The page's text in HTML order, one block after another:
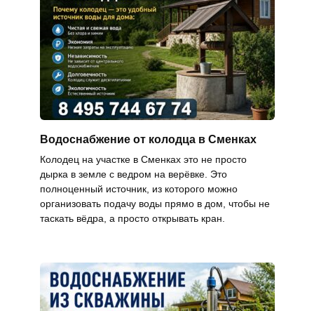
Водоснабжение от колодца в Сменках
Колодец на участке в Сменках это не просто
дырка в земле с ведром на верёвке. Это
полноценный источник, из которого можно
организовать подачу воды прямо в дом, чтобы не
таскать вёдра, а просто открывать кран.